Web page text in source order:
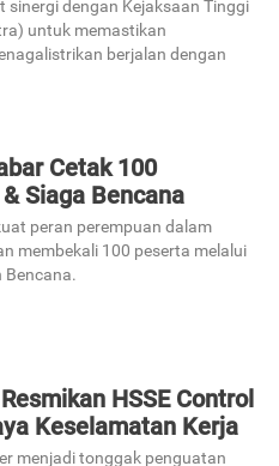
sinergi dengan Kejaksaan Tinggi
untuk memastikan
berjalan dengan
Cetak 100
Siaga Bencana
peran perempuan dalam
membekali 100 peserta melalui
Bencana.
HSSE Control
Keselamatan Kerja
menjadi tonggak penguatan